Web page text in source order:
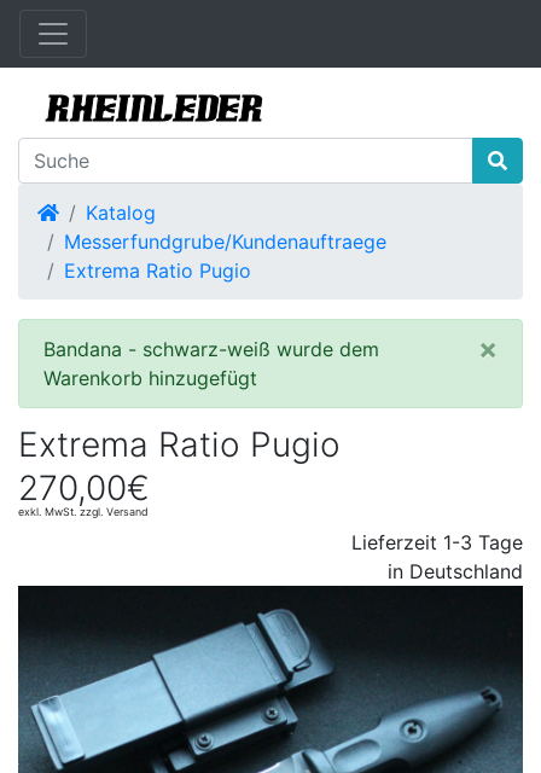
Startseite
Katalog
Messerfundgrube/Kundenauftraege
Extrema Ratio Pugio
×
Bandana - schwarz-weiß wurde dem
Warenkorb hinzugefügt
Extrema Ratio Pugio
270,00€
exkl. MwSt. zzgl. Versand
Lieferzeit 1-3 Tage
in Deutschland